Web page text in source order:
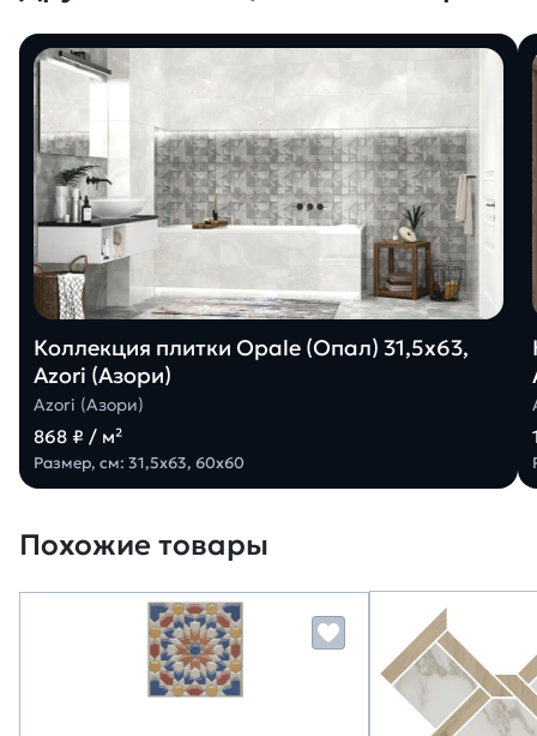
Коллекция плитки Opale (Опал) 31,5х63,
Azori (Азори)
Azori (Азори)
868 ₽ / м²
Размер, см: 31,5х63, 60х60
Похожие товары